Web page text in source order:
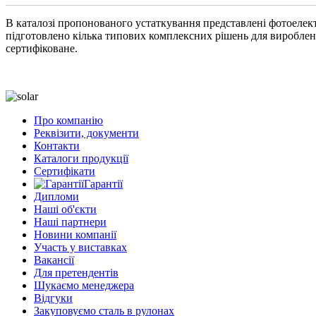
В каталозі пропонованого устаткування представлені
підготовлено кілька типових комплексних рішень для
сертифіковане.
Про компанію
Реквізити, документи
Контакти
Каталоги продукції
Сертифікати
Гарантії
Дипломи
Наші об'єкти
Наші партнери
Новини компанії
Участь у виставках
Вакансії
Для претендентів
Шукаємо менеджера
Відгуки
Закуповуємо сталь в рулонах